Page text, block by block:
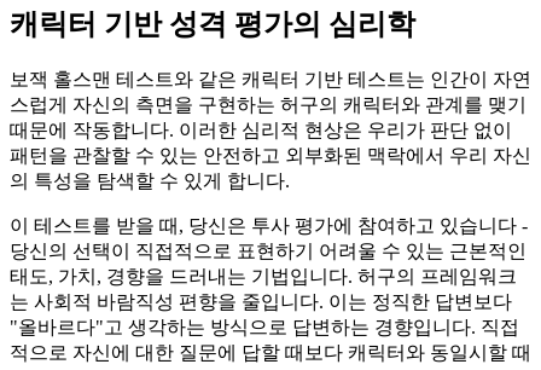
캐릭터 기반 성격 평가의 심리학
보잭 홀스맨 테스트와 같은 캐릭터 기반 테스트는 인간이 자연
스럽게 자신의 측면을 구현하는 허구의 캐릭터와 관계를 맺기
때문에 작동합니다. 이러한 심리적 현상은 우리가 판단 없이
패턴을 관찰할 수 있는 안전하고 외부화된 맥락에서 우리 자신
의 특성을 탐색할 수 있게 합니다.
이 테스트를 받을 때, 당신은 투사 평가에 참여하고 있습니다 -
당신의 선택이 직접적으로 표현하기 어려울 수 있는 근본적인
태도, 가치, 경향을 드러내는 기법입니다. 허구의 프레임워크
는 사회적 바람직성 편향을 줄입니다. 이는 정직한 답변보다
"올바르다"고 생각하는 방식으로 답변하는 경향입니다. 직접
적으로 자신에 대한 질문에 답할 때보다 캐릭터와 동일시할 때